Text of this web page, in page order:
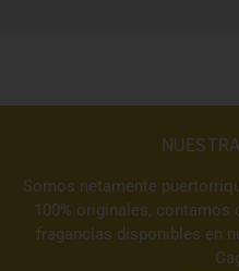
Somos netamente
100% originales, contamos
fragancias disponibles en